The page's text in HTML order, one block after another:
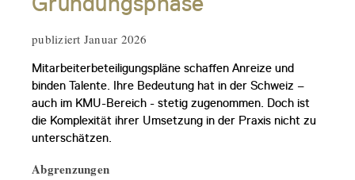
publiziert Januar 2026
Mitarbeiterbeteiligungspläne schaffen Anreize und
binden Talente. Ihre Bedeutung hat in der Schweiz –
auch im KMU-Bereich - stetig zugenommen. Doch ist
die Komplexität ihrer Umsetzung in der Praxis nicht zu
unterschätzen.
Abgrenzungen